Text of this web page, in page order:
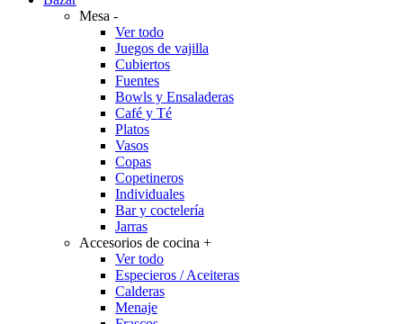
Mesa -
Ver todo
Juegos de vajilla
Cubiertos
Fuentes
Bowls y Ensaladeras
Café y Té
Platos
Vasos
Copas
Copetineros
Individuales
Bar y coctelería
Jarras
Accesorios de cocina +
Ver todo
Especieros / Aceiteras
Calderas
Menaje